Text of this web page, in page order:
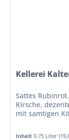
Kellerei
Sattes
Kirsche,
mit samtigen
Inhalt0.75 Liter